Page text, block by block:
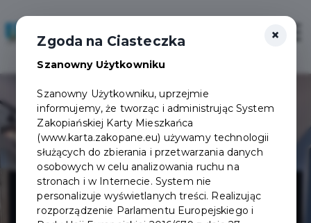
Portugalska
×
Zgoda na Ciasteczka
Szanowny Użytkowniku
Szanowny Użytkowniku, uprzejmie
informujemy, że tworząc i administrując System
Zakopiańskiej Karty Mieszkańca
(www.karta.zakopane.eu) używamy technologii
służących do zbierania i przetwarzania danych
osobowych w celu analizowania ruchu na
stronach i w Internecie. System nie
personalizuje wyświetlanych treści. Realizując
rozporządzenie Parlamentu Europejskiego i